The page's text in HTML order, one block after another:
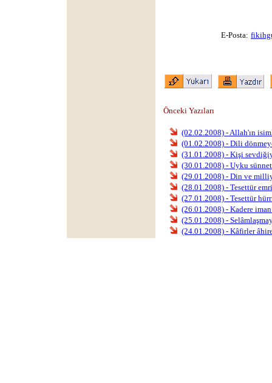
E-Posta:
Önceki Yazıları
(02.02.2008) - Allah'ın
(01.02.2008) - Dili
(31.01.2008) - Kişi
(30.01.2008) - Uyku
(29.01.2008) - Din ve
(28.01.2008) - Tesettür
(27.01.2008) - Tesettür
(26.01.2008) - Kadere
(25.01.2008) -
(24.01.2008) - Kâfirler